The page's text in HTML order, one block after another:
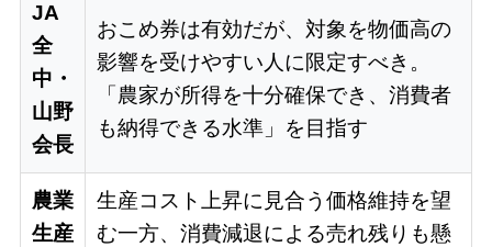
JA
全
中・
山野
会長
おこめ券は有効だが、対象を物価高の
影響を受けやすい人に限定すべき。
「農家が所得を十分確保でき、消費者
も納得できる水準」を目指す
農業
生産
生産コスト上昇に見合う価格維持を望
む一方、消費減退による売れ残りも懸